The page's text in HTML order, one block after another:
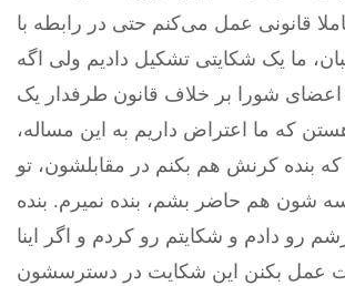
قانونی‌ عمل می‌کنم حتی در رابطه با
ما یک شکایتی تشکیل دادیم ولی‌ اگه
اعضای شورا بر خلاف قانون طرفدار یک
که ما اعتراض داریم به این مساله،
که بنده کرنش هم بکنم در مقابلشون، تو
شون هم حاضر بشم، بنده نمیرم. بنده
رو دادم و شکایتم رو کردم و اگر اینا
عمل بکنن این شکایت در دسترسشون